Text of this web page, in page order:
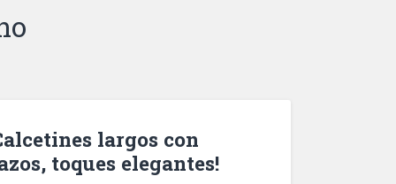
largos con
toques elegantes!